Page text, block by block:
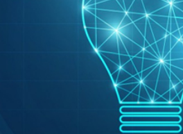
CƠ CẤU TỔ CHỨC
HƯỚNG DẪN NỘP ĐƠN
TRA CỨU SỞ HỮU TRÍ TUỆ
TIN TỨC & VĂN BẢN PHÁP LUẬT